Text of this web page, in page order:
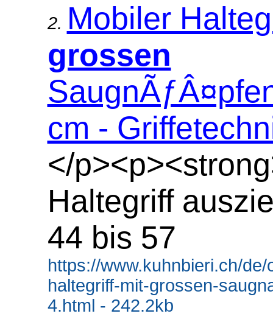
2. Mobiler
grossen
cm -
</
Haltegriff
44 bis 57
https://www.kuhnbieri.ch/
haltegriff-mit-grossen-
4.html - 242.2kb